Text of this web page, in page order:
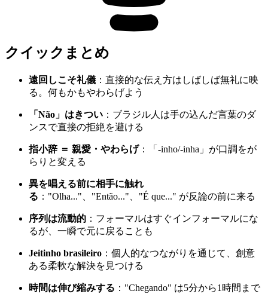
クイックまとめ
遠回しこそ礼儀 ：直接的な伝え方はしばしば無礼に映
る。何もかもやわらげよう
「Não」はきつい ：ブラジル人は手の込んだ言葉のダ
ンスで直接の拒絶を避ける
指小辞 ＝ 親愛・やわらげ：「-inho/-inha」が口調をが
らりと変える
異を唱える前に相手に触れ
る ："Olha..."、"Então..."、"É que..." が反論の前に来る
序列は流動的 ：フォーマルはすぐインフォーマルにな
るが、一瞬で元に戻ることも
Jeitinho brasileiro ：個人的なつながりを通じて、創意
ある柔軟な解決を見つける
時間は伸び縮みする ："Chegando" は5分から1時間まで